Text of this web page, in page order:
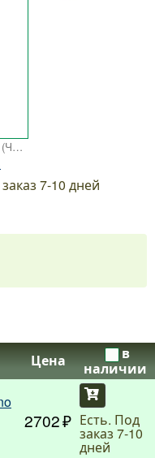
Ножницы для PE Shimano CT-041Y BK (Черные)
7-10 дней
Цена
в
наличии
2702 Есть. Под
заказ 7-10
дней